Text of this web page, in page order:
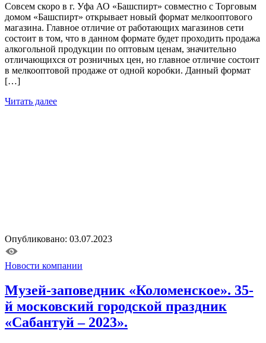
Совсем скоро в г. Уфа АО «Башспирт» совместно с Торговым
домом «Башспирт» открывает новый формат мелкооптового
магазина. Главное отличие от работающих магазинов сети
состоит в том, что в данном формате будет проходить продажа
алкогольной продукции по оптовым ценам, значительно
отличающихся от розничных цен, но главное отличие состоит
в мелкооптовой продаже от одной коробки. Данный формат
[…]
Читать далее
Опубликовано: 03.07.2023
Новости компании
Музей-заповедник «Коломенское». 35-
й московский городской праздник
«Сабантуй – 2023».